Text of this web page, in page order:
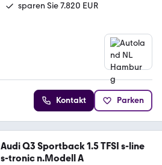
sparen Sie 7.820 EUR
Kontakt Parken
Audi Q3 Sportback 1.5 TFSI s-line
s-tronic n.Modell A